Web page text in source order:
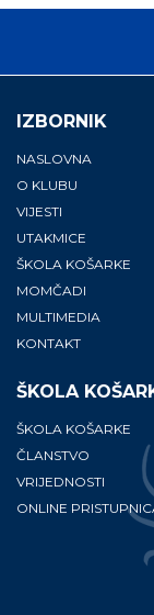
IZBORNIK
NASLOVNA
O KLUBU
VIJESTI
UTAKMICE
ŠKOLA KOŠARKE
MOMČADI
MULTIMEDIA
KONTAKT
ŠKOLA
ŠKOLA KOŠARKE
ČLANSTVO
VRIJEDNOSTI
ONLINE